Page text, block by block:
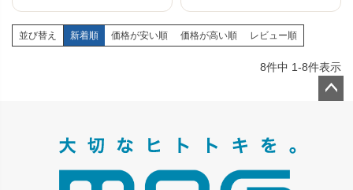
並び替え 新着順 価格が安い順 価格が高い順 レビュー順
8件中 1-8件表示